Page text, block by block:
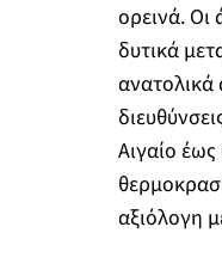
ορεινά. Οι
δυτικά
ανατολικά
Αιγαίο
αξιόλογη